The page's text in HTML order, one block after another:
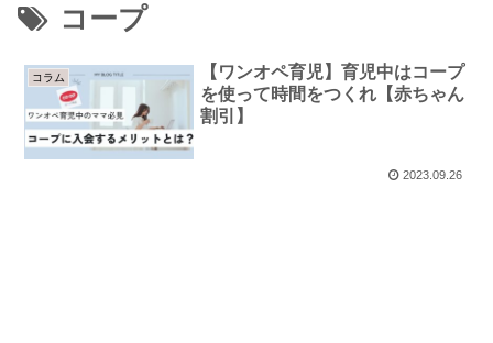
コープ
コラム
【ワンオペ育児】育児中はコープ
を使って時間をつくれ【赤ちゃん
割引】
2023.09.26